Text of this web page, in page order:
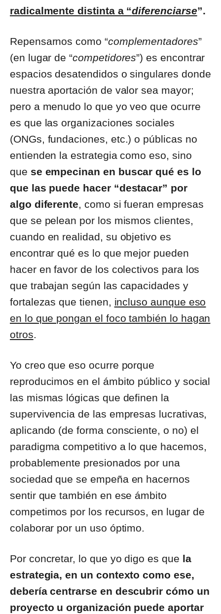
radicalmente distinta a “diferenciarse”.
Repensarnos como “complementadores”
(en lugar de “competidores”) es encontrar
espacios desatendidos o singulares donde
nuestra aportación de valor sea mayor;
pero a menudo lo que yo veo que ocurre
es que las organizaciones sociales
(ONGs, fundaciones, etc.) o públicas no
entienden la estrategia como eso, sino
que se empecinan en buscar qué es lo
que las puede hacer “destacar” por
algo diferente, como si fueran empresas
que se pelean por los mismos clientes,
cuando en realidad, su objetivo es
encontrar qué es lo que mejor pueden
hacer en favor de los colectivos para los
que trabajan según las capacidades y
fortalezas que tienen, incluso aunque eso
en lo que pongan el foco también lo hagan
otros.
Yo creo que eso ocurre porque
reproducimos en el ámbito público y social
las mismas lógicas que definen la
supervivencia de las empresas lucrativas,
aplicando (de forma consciente, o no) el
paradigma competitivo a lo que hacemos,
probablemente presionados por una
sociedad que se empeña en hacernos
sentir que también en ese ámbito
competimos por los recursos, en lugar de
colaborar por un uso óptimo.
Por concretar, lo que yo digo es que la
estrategia, en un contexto como ese,
debería centrarse en descubrir cómo un
proyecto u organización puede aportar